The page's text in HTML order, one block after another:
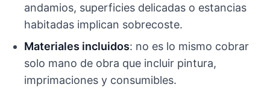
andamios, superficies delicadas o estancias
habitadas implican sobrecoste.
Materiales incluidos: no es lo mismo cobrar
solo mano de obra que incluir pintura,
imprimaciones y consumibles.